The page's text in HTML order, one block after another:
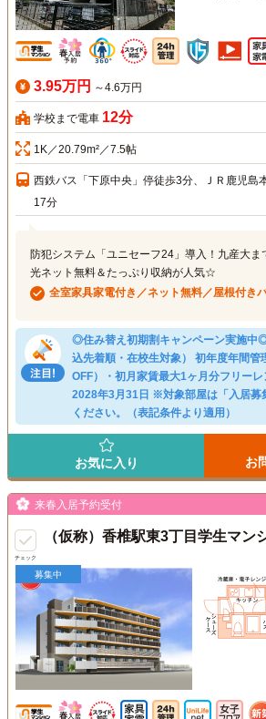
3.95万円 ～4.6万円
学校まで電車 12分
1K／20.79m²／7.5帖
西鉄バス「下原中央」停徒歩3分、ＪＲ鹿児島
17分
防犯システム「ユニセーフ24」導入！九産大ま
光ネット無料＆たっぷり収納が人気☆
全室家具家電付き／ネット無料／屋根付き
◎住み替え初期割キャンペーン実施中
込先着順・在校生対象） 初年度年間管
OFF）・初月家賃最大1ヶ月分フリー
2028年3月31日 ※対象部屋は「入居募
ください。（表記条件より適用）
お気に入り お
チェック
来春入居予約受付
（仮称）香椎駅東3丁目学生マン
募集中